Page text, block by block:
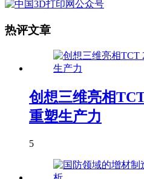
热评文章
创想三维亮相
重塑生产力
5